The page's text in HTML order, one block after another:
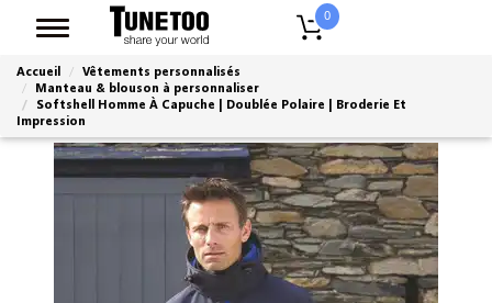
0
Accueil
Vêtements personnalisés
Manteau & blouson à personnaliser
Softshell Homme À Capuche | Doublée Polaire | Broderie Et
Impression